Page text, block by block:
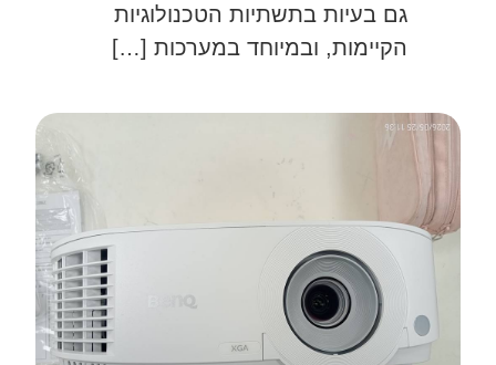
גם בעיות בתשתיות הטכנולוגיות
הקיימות, ובמיוחד במערכות […]